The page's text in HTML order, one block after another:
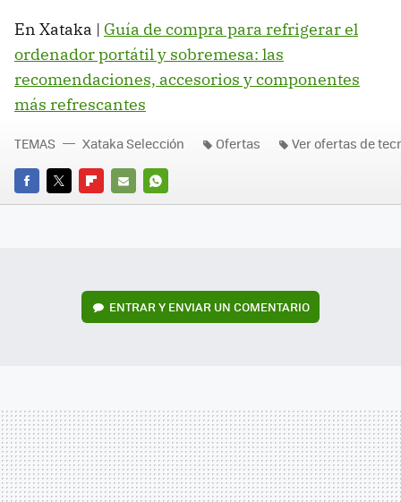
En Xataka | Guía de compra para refrigerar el
ordenador portátil y sobremesa: las
recomendaciones, accesorios y componentes
más refrescantes
FACEBOOK
TWITTERFLIPBOARD
E-
WHATSAPP
TEMAS Xataka Selección Ofertas Ver ofertas de
ENTRAR Y ENVIAR UN COMENTARIO